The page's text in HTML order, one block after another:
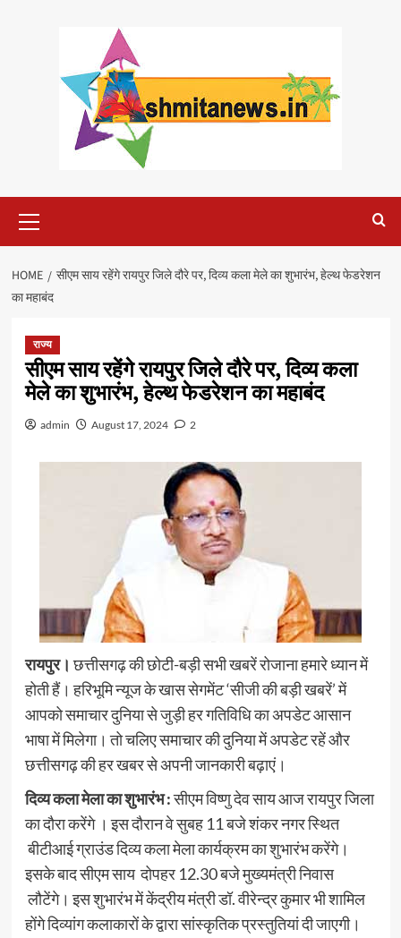
Menu
HOME
सीएम साय रहेंगे रायपुर जिले दौरे पर, दिव्य कला मेले का शुभारंभ, हेल्थ फेडरेशन
का महाबंद
राज्य
सीएम साय रहेंगे रायपुर जिले दौरे पर, दिव्य कला
मेले का शुभारंभ, हेल्थ फेडरेशन का महाबंद
admin August 17, 2024 2
रायपुर। छत्तीसगढ़ की छोटी-बड़ी सभी खबरें रोजाना हमारे ध्यान में
होती हैं। हरिभूमि न्यूज के खास सेगमेंट ‘सीजी की बड़ी खबरें’ में
आपको समाचार दुनिया से जुड़ी हर गतिविधि का अपडेट आसान
भाषा में मिलेगा। तो चलिए समाचार की दुनिया में अपडेट रहें और
छत्तीसगढ़ की हर खबर से अपनी जानकारी बढ़ाएं।
दिव्य कला मेला का शुभारंभ :सीएम विष्णु देव साय आज रायपुर जिला
का दौरा करेंगे । इस दौरान वे सुबह 11 बजे शंकर नगर स्थित
बीटीआई ग्राउंड दिव्य कला मेला कार्यक्रम का शुभारंभ करेंगे।
इसके बाद सीएम साय दोपहर 12.30 बजे मुख्यमंत्री निवास
लौटेंगे। इस शुभारंभ में केंद्रीय मंत्री डॉ. वीरेन्द्र कुमार भी शामिल
होंगे दिव्यांग कलाकारों के द्वारा सांस्कृतिक प्रस्तुतियां दी जाएगी।